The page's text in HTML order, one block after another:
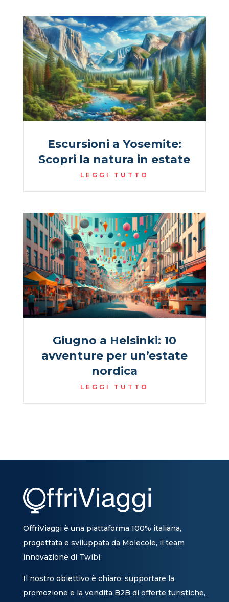
Escursioni a Yosemite:
Scopri la natura in estate
LEGGI TUTTO
Giugno a Helsinki: 10
avventure per un’estate
nordica
LEGGI TUTTO
OffriViaggi è una piattaforma 100% italiana,
progettata e sviluppata da Molecole, il team
innovazione di Twibi.
Il nostro obiettivo è chiaro: supportare la
promozione e la vendita B2B di offerte turistiche,